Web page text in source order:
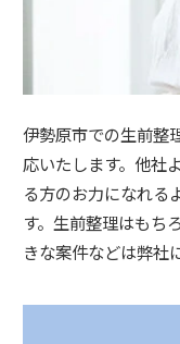
伊勢原市での生前整
応いたします。他社
る方のお力になれる
す。生前整理はもち
きな案件などは弊社